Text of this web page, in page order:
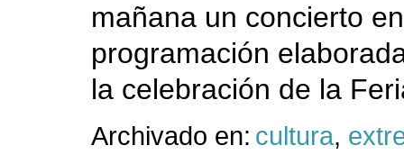
mañana un concierto
programación
la celebración de la
Archivado en: cultura,